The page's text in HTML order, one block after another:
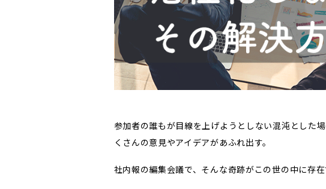
参加者の誰もが目線を上げようとしない混沌とした
くさんの意見やアイデアがあふれ出す。
社内報の編集会議で、そんな奇跡がこの世の中に存